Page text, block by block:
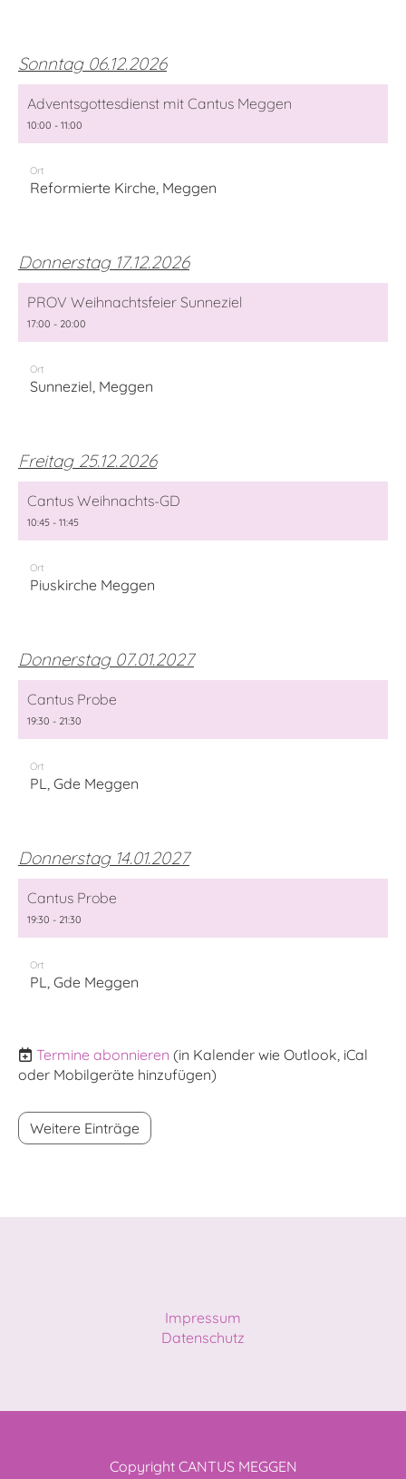
Sonntag 06.12.2026
Adventsgottesdienst mit Cantus Meggen
10:00 - 11:00
Ort
Reformierte Kirche, Meggen
Donnerstag 17.12.2026
PROV Weihnachtsfeier Sunneziel
17:00 - 20:00
Ort
Sunneziel, Meggen
Freitag 25.12.2026
Cantus Weihnachts-GD
10:45 - 11:45
Ort
Piuskirche Meggen
Donnerstag 07.01.2027
Cantus Probe
19:30 - 21:30
Ort
PL, Gde Meggen
Donnerstag 14.01.2027
Cantus Probe
19:30 - 21:30
Ort
PL, Gde Meggen
Termine abonnieren (in Kalender wie Outlook, iCal
oder Mobilgeräte hinzufügen)
Weitere Einträge
Impressum
Datenschutz
Copyright CANTUS MEGGEN